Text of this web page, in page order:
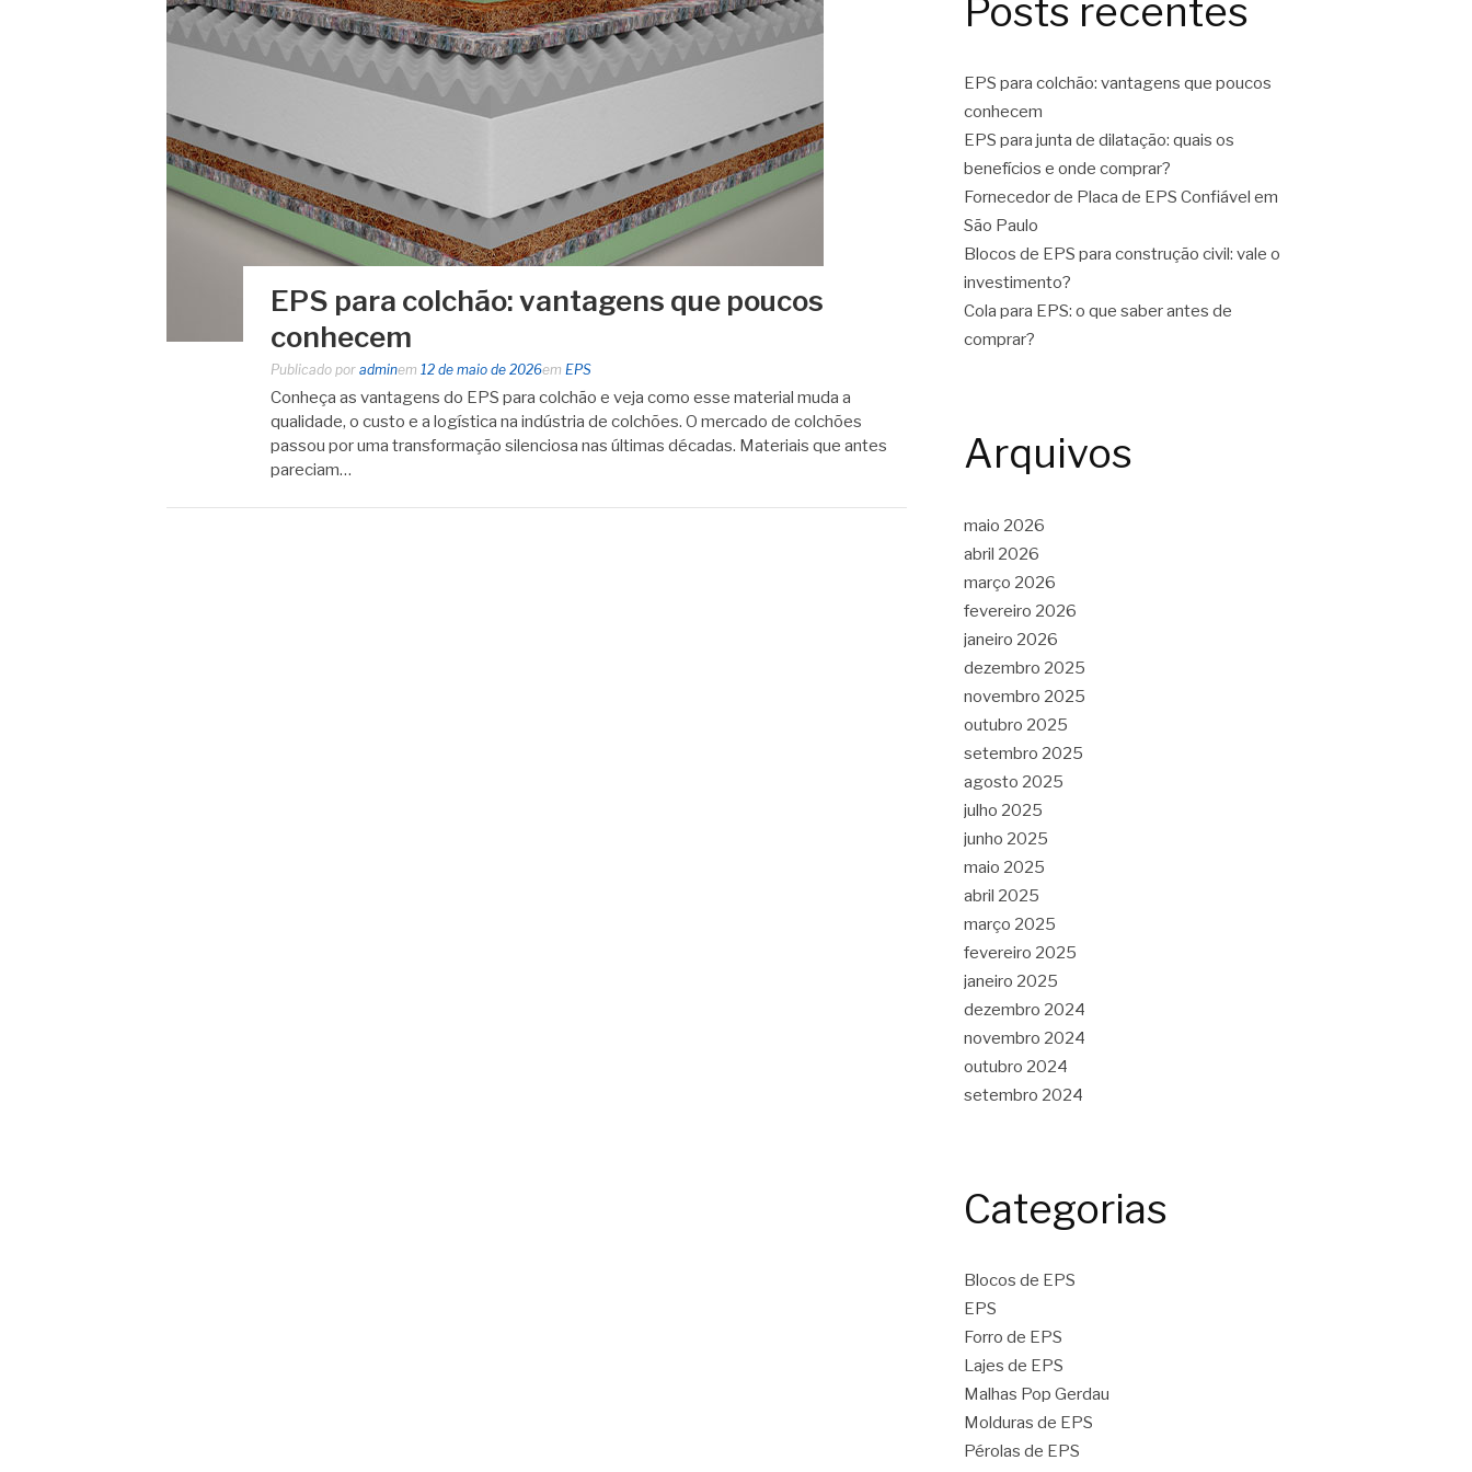
EPS para colchão: vantagens que poucos
conhecem
Publicado por adminem 12 de maio de 2026em EPS
Conheça as vantagens do EPS para colchão e veja como esse material muda a
qualidade, o custo e a logística na indústria de colchões. O mercado de colchões
passou por uma transformação silenciosa nas últimas décadas. Materiais que antes
pareciam…
Posts recentes
EPS para colchão: vantagens que poucos
conhecem
EPS para junta de dilatação: quais os
benefícios e onde comprar?
Fornecedor de Placa de EPS Confiável em
São Paulo
Blocos de EPS para construção civil: vale o
investimento?
Cola para EPS: o que saber antes de
comprar?
Arquivos
maio 2026
abril 2026
março 2026
fevereiro 2026
janeiro 2026
dezembro 2025
novembro 2025
outubro 2025
setembro 2025
agosto 2025
julho 2025
junho 2025
maio 2025
abril 2025
março 2025
fevereiro 2025
janeiro 2025
dezembro 2024
novembro 2024
outubro 2024
setembro 2024
Categorias
Blocos de EPS
EPS
Forro de EPS
Lajes de EPS
Malhas Pop Gerdau
Molduras de EPS
Pérolas de EPS